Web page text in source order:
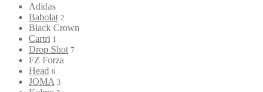
Adidas
Babolat 2
Black Crown
Cartri 1
Drop Shot 7
FZ Forza
Head 6
JOMA 3